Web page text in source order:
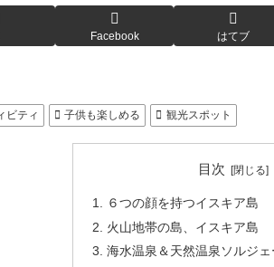
Facebook はてブ
ビティ 子供も楽しめる 観光スポット
目次
６つの顔を持つイスキア島
火山地帯の島、イスキア島
海水温泉＆天然温泉ソルジェ